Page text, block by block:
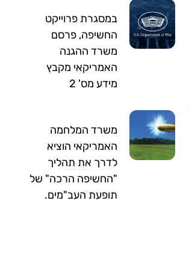
במסגרת פרוייקט
החשיפה, פרסם
משרד ההגנה
האמריקאי מקבץ
מידע מס' 2
משרד המלחמה
האמריקאי הוציא
לדרך את תהליך
"החשיפה הרכה" של
תופעת העב"מים.